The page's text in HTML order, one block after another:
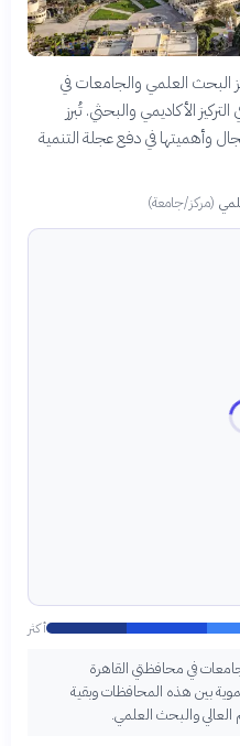
البحث العلمي والجامعات في
الأكاديمي والبحثي. تُبرز
وأهميتها في دفع عجلة التنمية
(مركز/جامعة)
أكثر
في محافظتي القاهرة
بين هذه المحافظات وبقية
والبحث العلمي.